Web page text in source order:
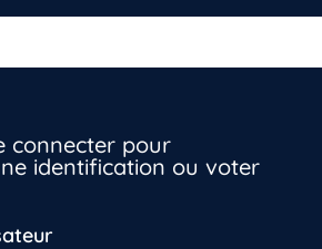
connecter pour
identification ou voter